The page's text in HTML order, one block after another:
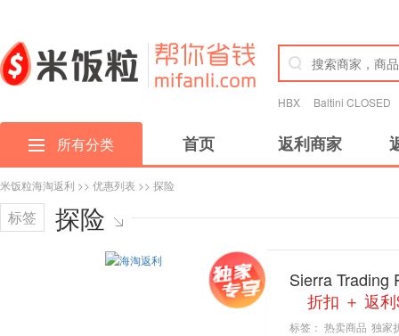
HBX Baltini CLOSED
所有分类 首页 返利商家
米饭粒海淘返利 >> 优惠列表 >> 探险
标签 探险
Sierra Trading
折扣 ＋ 返
标签： 热卖商品 独家